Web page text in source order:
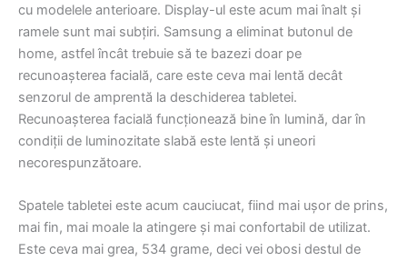
cu modelele anterioare. Display-ul este acum mai înalt și
ramele sunt mai subțiri. Samsung a eliminat butonul de
home, astfel încât trebuie să te bazezi doar pe
recunoașterea facială, care este ceva mai lentă decât
senzorul de amprentă la deschiderea tabletei.
Recunoașterea facială funcționează bine în lumină, dar în
condiții de luminozitate slabă este lentă și uneori
necorespunzătoare.
Spatele tabletei este acum cauciucat, fiind mai ușor de prins,
mai fin, mai moale la atingere și mai confortabil de utilizat.
Este ceva mai grea, 534 grame, deci vei obosi destul de